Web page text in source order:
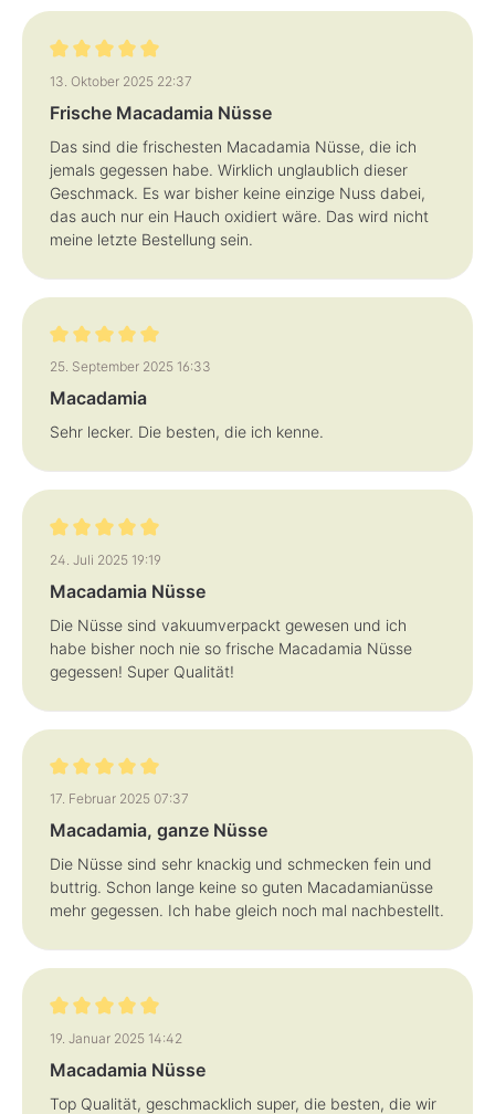
Bewertung mit 5 von 5 Sternen
13. Oktober 2025 22:37
Frische Macadamia Nüsse
Das sind die frischesten Macadamia Nüsse, die ich
jemals gegessen habe. Wirklich unglaublich dieser
Geschmack. Es war bisher keine einzige Nuss dabei,
das auch nur ein Hauch oxidiert wäre. Das wird nicht
meine letzte Bestellung sein.
Bewertung mit 5 von 5 Sternen
25. September 2025 16:33
Macadamia
Sehr lecker. Die besten, die ich kenne.
Bewertung mit 5 von 5 Sternen
24. Juli 2025 19:19
Macadamia Nüsse
Die Nüsse sind vakuumverpackt gewesen und ich
habe bisher noch nie so frische Macadamia Nüsse
gegessen! Super Qualität!
Bewertung mit 5 von 5 Sternen
17. Februar 2025 07:37
Macadamia, ganze Nüsse
Die Nüsse sind sehr knackig und schmecken fein und
buttrig. Schon lange keine so guten Macadamianüsse
mehr gegessen. Ich habe gleich noch mal nachbestellt.
Bewertung mit 5 von 5 Sternen
19. Januar 2025 14:42
Macadamia Nüsse
Top Qualität, geschmacklich super, die besten, die wir